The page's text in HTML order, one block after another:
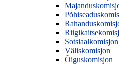
Sotsiaalkomisjon
Väliskomisjon
Õiguskomisjon